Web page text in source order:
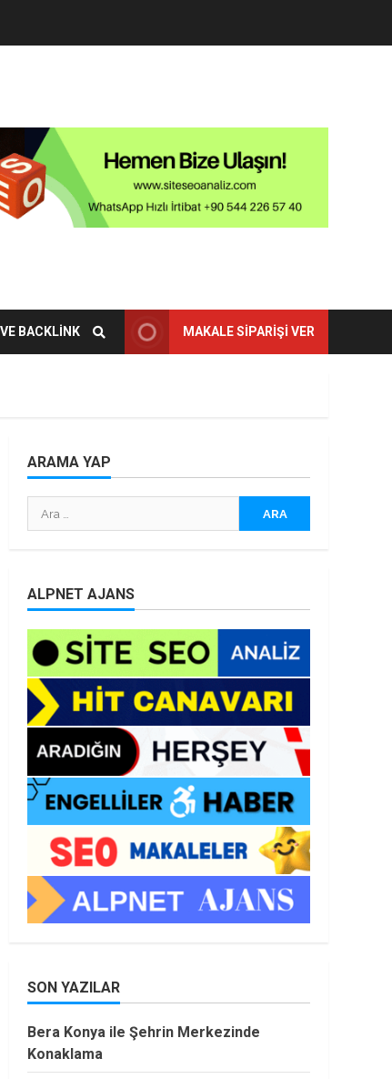
BACKLINK MAKALE SIPARIŞI VER
ARAMA YAP
Arama:
ALPNET AJANS
SON YAZILAR
Bera Konya ile Şehrin Merkezinde
Konaklama